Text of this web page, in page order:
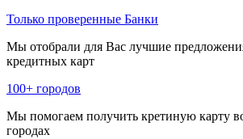
Только проверенные Банки
Мы отобрали для Вас лучшие
кредитных карт
100+ городов
Мы помогаем получить кретиную карту
городах